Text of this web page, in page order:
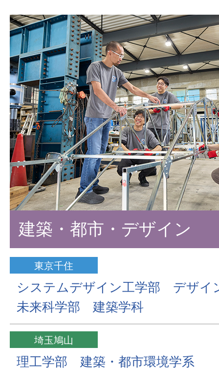
建築・都市・デザイン
東京千住
システムデザイン工学部 デザイ
未来科学部 建築学科
埼玉鳩山
理工学部 建築・都市環境学系